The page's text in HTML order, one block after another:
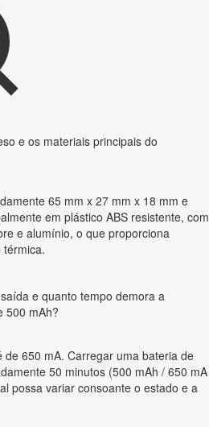
e os materiais principais do
65 mm x 27 mm x 18 mm e
em plástico ABS resistente, com
e alumínio, o que proporciona
térmica.
e quanto tempo demora a
500 mAh?
650 mA. Carregar uma bateria de
50 minutos (500 mAh / 650 mA
possa variar consoante o estado e a